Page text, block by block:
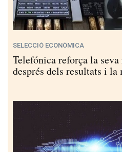
SELECCIÓ ECONÒMICA
Telefónica reforça la
després dels resultats i